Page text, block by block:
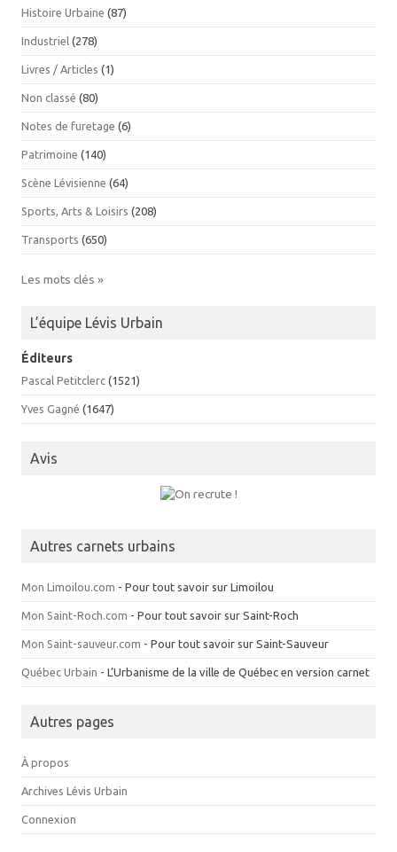
Histoire Urbaine (87)
Industriel (278)
Livres / Articles (1)
Non classé (80)
Notes de furetage (6)
Patrimoine (140)
Scène Lévisienne (64)
Sports, Arts & Loisirs (208)
Transports (650)
Les mots clés »
L’équipe Lévis Urbain
Éditeurs
Pascal Petitclerc (1521)
Yves Gagné (1647)
Avis
Autres carnets urbains
Mon Limoilou.com - Pour tout savoir sur Limoilou
Mon Saint-Roch.com - Pour tout savoir sur Saint-Roch
Mon Saint-sauveur.com - Pour tout savoir sur Saint-Sauveur
Québec Urbain - L’Urbanisme de la ville de Québec en version carnet
Autres pages
À propos
Archives Lévis Urbain
Connexion